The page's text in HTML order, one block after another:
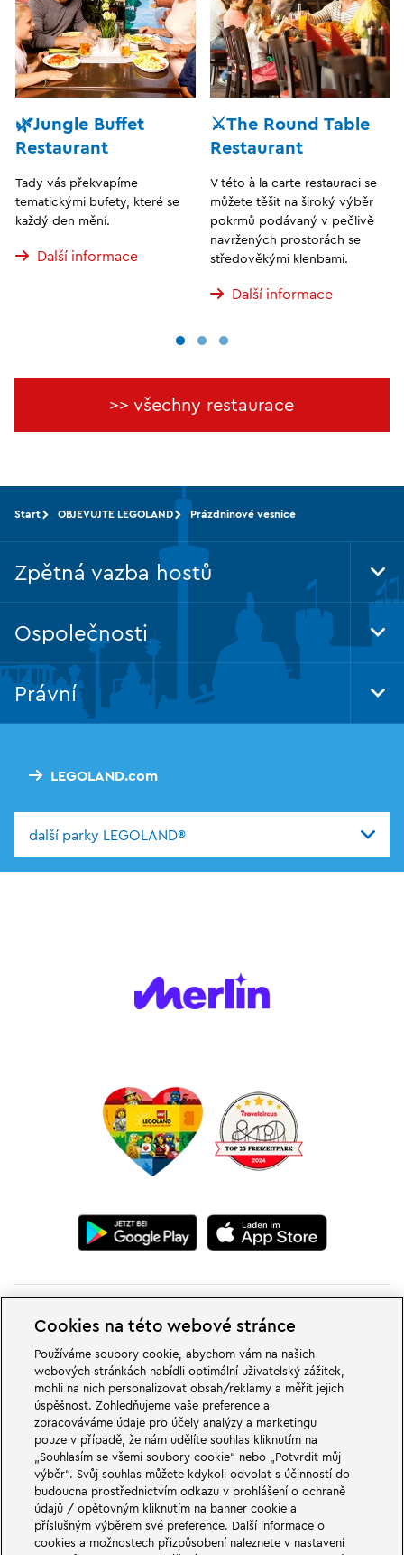
🌿Jungle Buffet
Restaurant
Tady vás překvapíme
tematickými bufety, které se
každý den mění.
Další informace
⚔️The Round Table
Restaurant
V této à la carte restauraci se
můžete těšit na široký výběr
pokrmů podávaný v pečlivě
navržených prostorách se
středověkými klenbami.
Další informace
>> všechny restaurace
LEGOLAND.com
další parky LEGOLAND®
Start OBJEVUJTE LEGOLAND Prázdninové vesnice
Zpětná vazba hostů
Ospolečnosti
Právní
V dobrodružných světech rodinného a zábavního parku LEGOLAND v
Německu na vás čekají velké věci. Zažij vzrušující atrakce a spoustu legrace
LEGO®. LEGOLAND v Německu je zábavní park pro rodiny s dětmi ve věku
od 2 do 12 let. LEGOLAND Park se nachází nedaleko Günzburgu v Bavorsku.
LEGOLAND Deutschland je jedním z největších zábavních parků v Bavorsku
a jedním z nejznámějších a nejoblíbenějších zábavních parků v Německu. Se
svými 68 atrakcemi nabízí zábavní park jedinečný zážitek pro dospělé i děti.
Kromě zábavního parku je součástí LEGOLAND Resortu také prázdninová
vesnička s různými možnostmi přenocování. Návštěvníci se zde mohou
ubytovat v pirátském ostrovním hotelu, tematických prázdninových
domech, v rytířských hradech, v kempu a také v sudech.
Cookies na této webové stránce
Používáme soubory cookie, abychom vám na našich
webových stránkách nabídli optimální uživatelský zážitek,
mohli na nich personalizovat obsah/reklamy a měřit jejich
úspěšnost. Zohledňujeme vaše preference a
zpracováváme údaje pro účely analýzy a marketingu
pouze v případě, že nám udělíte souhlas kliknutím na
„Souhlasím se všemi soubory cookie“ nebo „Potvrdit můj
výběr“. Svůj souhlas můžete kdykoli odvolat s účinností do
budoucna prostřednictvím odkazu v prohlášení o ochraně
údajů / opětovným kliknutím na banner cookie a
příslušným výběrem své preference. Další informace o
cookies a možnostech přizpůsobení naleznete v nastavení